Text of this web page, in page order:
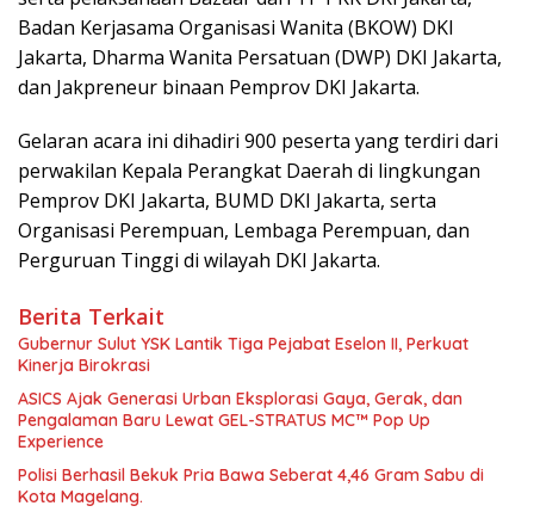
Badan Kerjasama Organisasi Wanita (BKOW) DKI
Jakarta, Dharma Wanita Persatuan (DWP) DKI Jakarta,
dan Jakpreneur binaan Pemprov DKI Jakarta.
Gelaran acara ini dihadiri 900 peserta yang terdiri dari
perwakilan Kepala Perangkat Daerah di lingkungan
Pemprov DKI Jakarta, BUMD DKI Jakarta, serta
Organisasi Perempuan, Lembaga Perempuan, dan
Perguruan Tinggi di wilayah DKI Jakarta.
Berita Terkait
Gubernur Sulut YSK Lantik Tiga Pejabat Eselon II, Perkuat
Kinerja Birokrasi
ASICS Ajak Generasi Urban Eksplorasi Gaya, Gerak, dan
Pengalaman Baru Lewat GEL-STRATUS MC™ Pop Up
Experience
Polisi Berhasil Bekuk Pria Bawa Seberat 4,46 Gram Sabu di
Kota Magelang.